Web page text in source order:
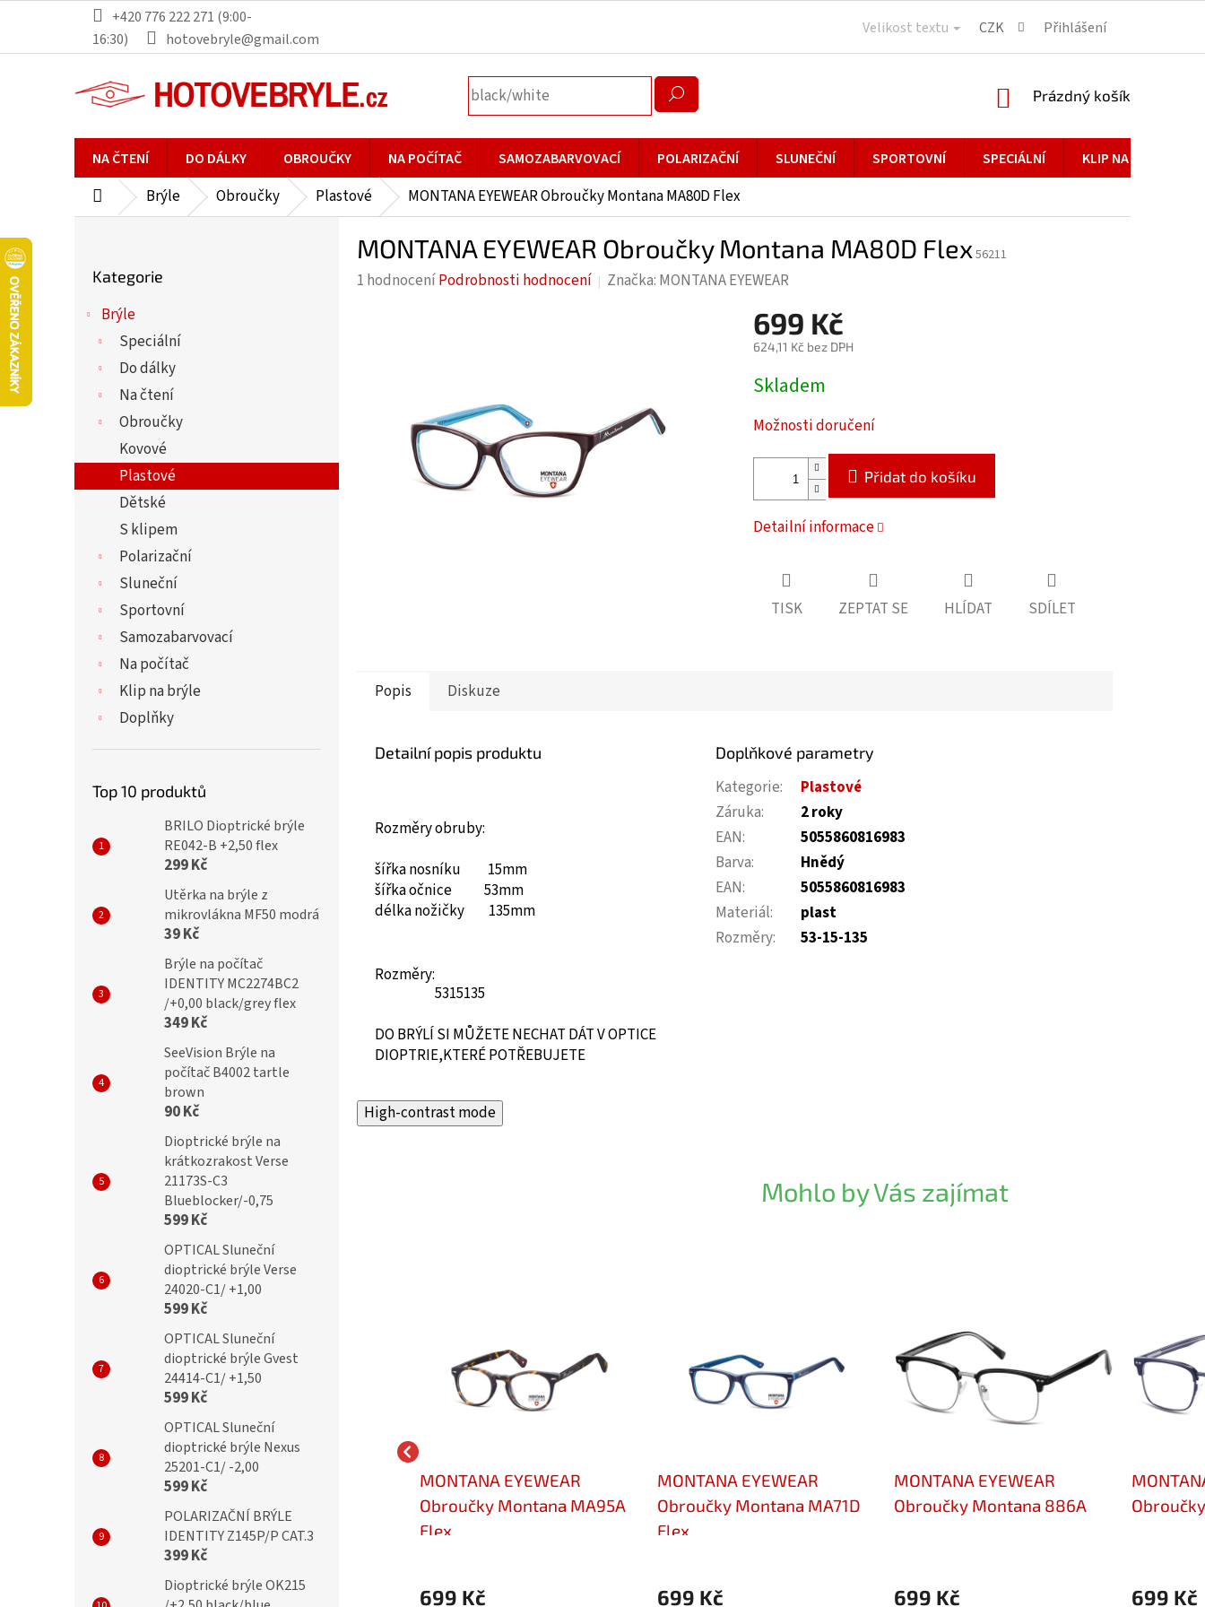
obsah
+420 776 222 271 (9:00-
16:30)
hotovebryle@gmail.com
Velikost textu CZK Přihlášení
NÁKUPNÍ
Prázdný košík
NA ČTENÍ DO DÁLKY OBROUČKY NA POČÍTAČ SAMOZABARVOVACÍ POLARIZAČNÍ SLUNEČNÍ SPORTOVNÍ SPECIÁLNÍ KLIP NA BRÝLE
DomůBrýle Obroučky Plastové MONTANA EYEWEAR Obroučky Montana MA80D Flex
e
kategorie
Kategorie
Brýle
Speciální
Do dálky
Na čtení
Obroučky
Kovové
Plastové
Dětské
S klipem
Polarizační
Sluneční
Sportovní
Samozabarvovací
Na počítač
Klip na brýle
Doplňky
Top 10 produktů
BRILO Dioptrické brýle
RE042-B +2,50 flex
299 Kč
Utěrka na brýle z
mikrovlákna MF50 modrá
39 Kč
Brýle na počítač
IDENTITY MC2274BC2
/+0,00 black/grey flex
349 Kč
SeeVision Brýle na
počítač B4002 tartle
brown
90 Kč
Dioptrické brýle na
krátkozrakost Verse
21173S-C3
Blueblocker/-0,75
599 Kč
OPTICAL Sluneční
dioptrické brýle Verse
24020-C1/ +1,00
599 Kč
OPTICAL Sluneční
dioptrické brýle Gvest
24414-C1/ +1,50
599 Kč
OPTICAL Sluneční
dioptrické brýle Nexus
25201-C1/ -2,00
599 Kč
POLARIZAČNÍ BRÝLE
IDENTITY Z145P/P CAT.3
399 Kč
Dioptrické brýle OK215
MONTANA EYEWEAR Obroučky Montana MA80D Flex 56211
Průměrné
hvězdiček.
1 hodnoceníPodrobnosti hodnocení Značka: MONTANA EYEWEAR
699 Kč
624,11 Kč bez DPH
Měrná
cena:
Skladem
Možnosti doručení
Přidat do košíku
Detailní informace
TISK ZEPTAT SE HLÍDAT SDÍLET
Popis Diskuze
Detailní popis produktu
Rozměry obruby:
šířka nosníku 15mm
šířka očnice 53mm
délka nožičky 135mm
Rozměry:
5315135
DO BRÝLÍ SI MŮŽETE NECHAT DÁT V OPTICE
DIOPTRIE,KTERÉ POTŘEBUJETE
Doplňkové parametry
Kategorie:
Plastové
Záruka:
2 roky
EAN:
5055860816983
Barva:
Hnědý
EAN:
5055860816983
Materiál:
plast
Rozměry: 53-15-135
High-contrast mode
Mohlo by Vás zajímat
MONTANA EYEWEAR
Obroučky Montana MA63B
Flex
699 Kč
MONTANA EYEWEAR
Obroučky Montana MA95A
Flex
699 Kč
MONTANA EYEWEAR
Obroučky Montana MA71D
Flex
699 Kč
MONTANA EYEWEAR
Obroučky Montana 886A
699 Kč 699 Kč